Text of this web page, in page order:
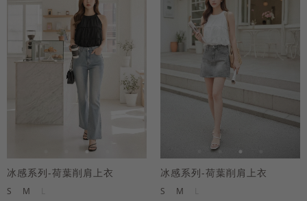
冰感系列-荷葉削肩上衣
S M
冰感系列-荷葉削肩上衣
S M